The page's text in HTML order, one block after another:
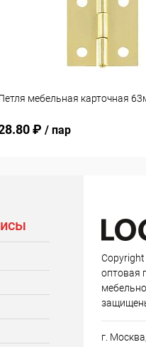
мебельная карточная
₽ / пар
Copyright
оптовая
г.